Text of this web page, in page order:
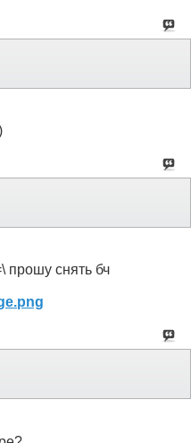
прошу снять бч